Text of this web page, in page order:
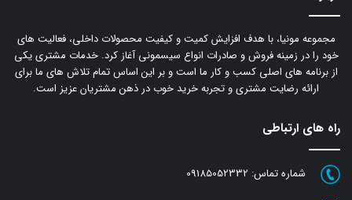
مجموعه مونیا، با هدف افزایش کمیت و کیفیت محصولات داخلی، فعالیت های
خود را در زمینه فروش و صادرات انواع سیسمونی آغاز کرد. خدمات مشتری یکی
از برنامه های اصلی کسب و کار ما است و بر این اساس تمام تلاش های ما برای
ارائه رضایت مشتری و تجربه خرید خوب در ذهن مشتریان عزیز است.
راه های ارتباطی
شماره تماس: 09185052332